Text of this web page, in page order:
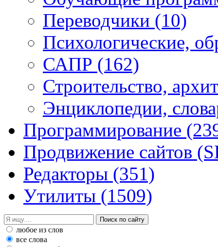
Переводчики (10)
Психологические,
САПР (162)
Строительство,
Энциклопедии,
Программирование
Продвижение сайтов
Редакторы (351)
Утилиты (1509)
любое из слов
все слова